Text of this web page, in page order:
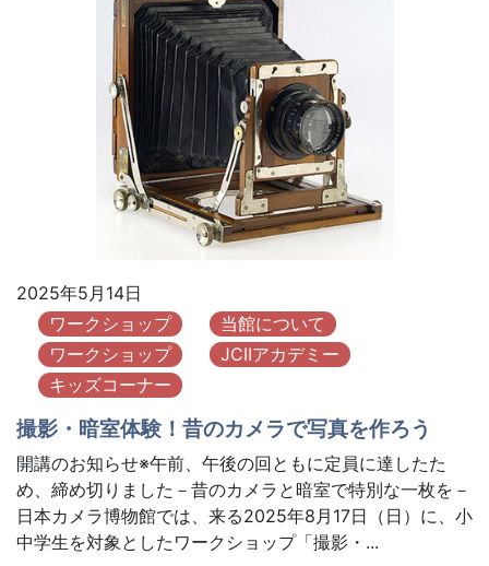
2025年5月14日
ワークショップ
当館について
ワークショップ
JCIIアカデミー
キッズコーナー
撮影・暗室体験！昔のカメラで写真を作ろう
開講のお知らせ※午前、午後の回ともに定員に達したた
め、締め切りました－昔のカメラと暗室で特別な一枚を－
日本カメラ博物館では、来る2025年8月17日（日）に、小
中学生を対象としたワークショップ「撮影・...